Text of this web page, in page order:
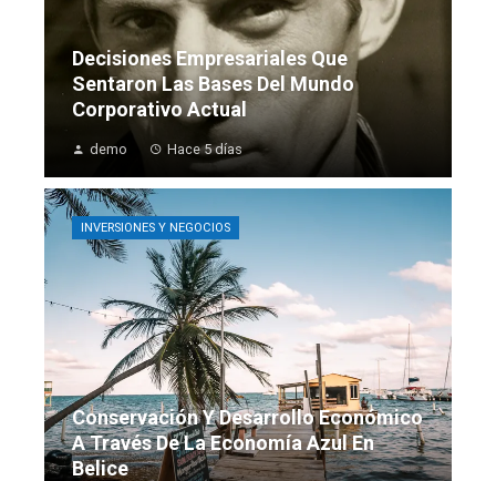
Decisiones Empresariales Que
Sentaron Las Bases Del Mundo
Corporativo Actual
demo Hace 5 días
INVERSIONES Y NEGOCIOS
Conservación Y Desarrollo Económico
A Través De La Economía Azul En
Belice